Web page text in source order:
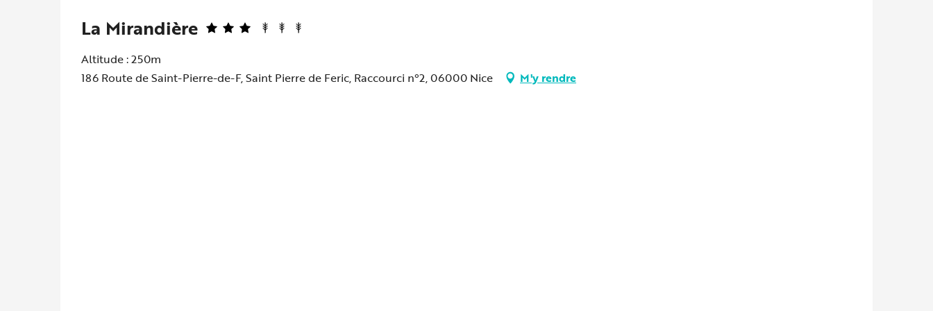
La Mirandière
Altitude : 250m
186 Route de Saint-Pierre-de-F, Saint Pierre de Feric, Raccourci n°2, 06000 Nice
M'y rendre